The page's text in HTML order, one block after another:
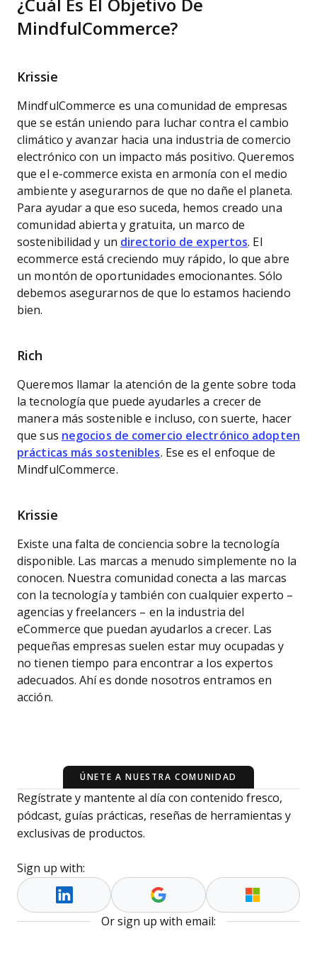
¿Cuál Es El Objetivo De
MindfulCommerce?
Krissie
MindfulCommerce es una comunidad de empresas
que se están uniendo para luchar contra el cambio
climático y avanzar hacia una industria de comercio
electrónico con un impacto más positivo. Queremos
que el e-commerce exista en armonía con el medio
ambiente y asegurarnos de que no dañe el planeta.
Para ayudar a que eso suceda, hemos creado una
comunidad abierta y gratuita, un marco de
sostenibilidad y un directorio de expertos. El
ecommerce está creciendo muy rápido, lo que abre
un montón de oportunidades emocionantes. Sólo
debemos asegurarnos de que lo estamos haciendo
bien.
Rich
Queremos llamar la atención de la gente sobre toda
la tecnología que puede ayudarles a crecer de
manera más sostenible e incluso, con suerte, hacer
que sus negocios de comercio electrónico adopten
prácticas más sostenibles. Ese es el enfoque de
MindfulCommerce.
Krissie
Existe una falta de conciencia sobre la tecnología
disponible. Las marcas a menudo simplemente no la
conocen. Nuestra comunidad conecta a las marcas
con la tecnología y también con cualquier experto –
agencias y freelancers – en la industria del
eCommerce que puedan ayudarlos a crecer. Las
pequeñas empresas suelen estar muy ocupadas y
no tienen tiempo para encontrar a los expertos
adecuados. Ahí es donde nosotros entramos en
acción.
ÚNETE A NUESTRA COMUNIDAD
Regístrate y mantente al día con contenido fresco,
pódcast, guías prácticas, reseñas de herramientas y
exclusivas de productos.
Sign up with:
Or sign up with email: